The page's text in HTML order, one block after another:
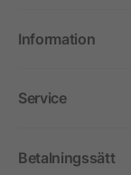
Information
Service
Betalningssätt